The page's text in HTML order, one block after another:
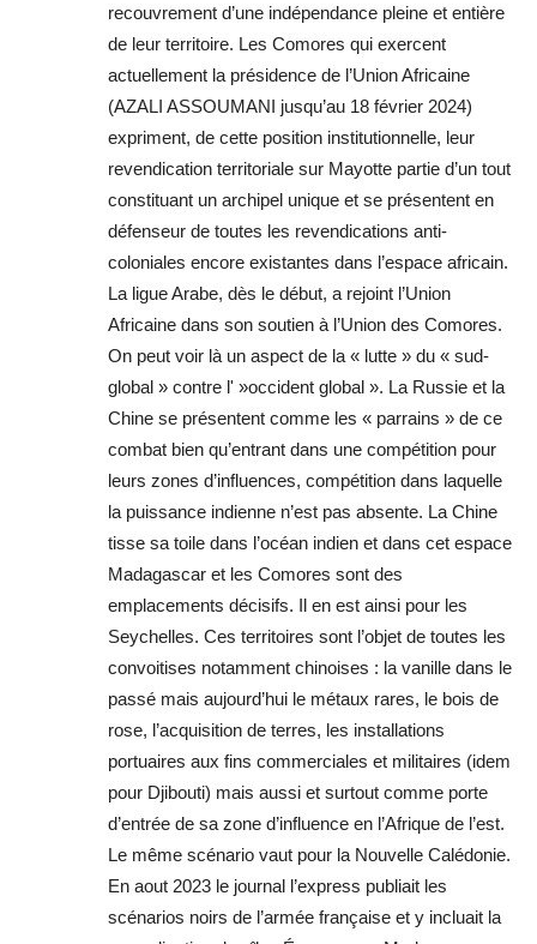
recouvrement d’une indépendance pleine et entière
de leur territoire. Les Comores qui exercent
actuellement la présidence de l’Union Africaine
(AZALI ASSOUMANI jusqu’au 18 février 2024)
expriment, de cette position institutionnelle, leur
revendication territoriale sur Mayotte partie d’un tout
constituant un archipel unique et se présentent en
défenseur de toutes les revendications anti-
coloniales encore existantes dans l’espace africain.
La ligue Arabe, dès le début, a rejoint l’Union
Africaine dans son soutien à l’Union des Comores.
On peut voir là un aspect de la « lutte » du « sud-
global » contre l' »occident global ». La Russie et la
Chine se présentent comme les « parrains » de ce
combat bien qu’entrant dans une compétition pour
leurs zones d’influences, compétition dans laquelle
la puissance indienne n’est pas absente. La Chine
tisse sa toile dans l’océan indien et dans cet espace
Madagascar et les Comores sont des
emplacements décisifs. Il en est ainsi pour les
Seychelles. Ces territoires sont l’objet de toutes les
convoitises notamment chinoises : la vanille dans le
passé mais aujourd’hui le métaux rares, le bois de
rose, l’acquisition de terres, les installations
portuaires aux fins commerciales et militaires (idem
pour Djibouti) mais aussi et surtout comme porte
d’entrée de sa zone d’influence en l’Afrique de l’est.
Le même scénario vaut pour la Nouvelle Calédonie.
En aout 2023 le journal l’express publiait les
scénarios noirs de l’armée française et y incluait la